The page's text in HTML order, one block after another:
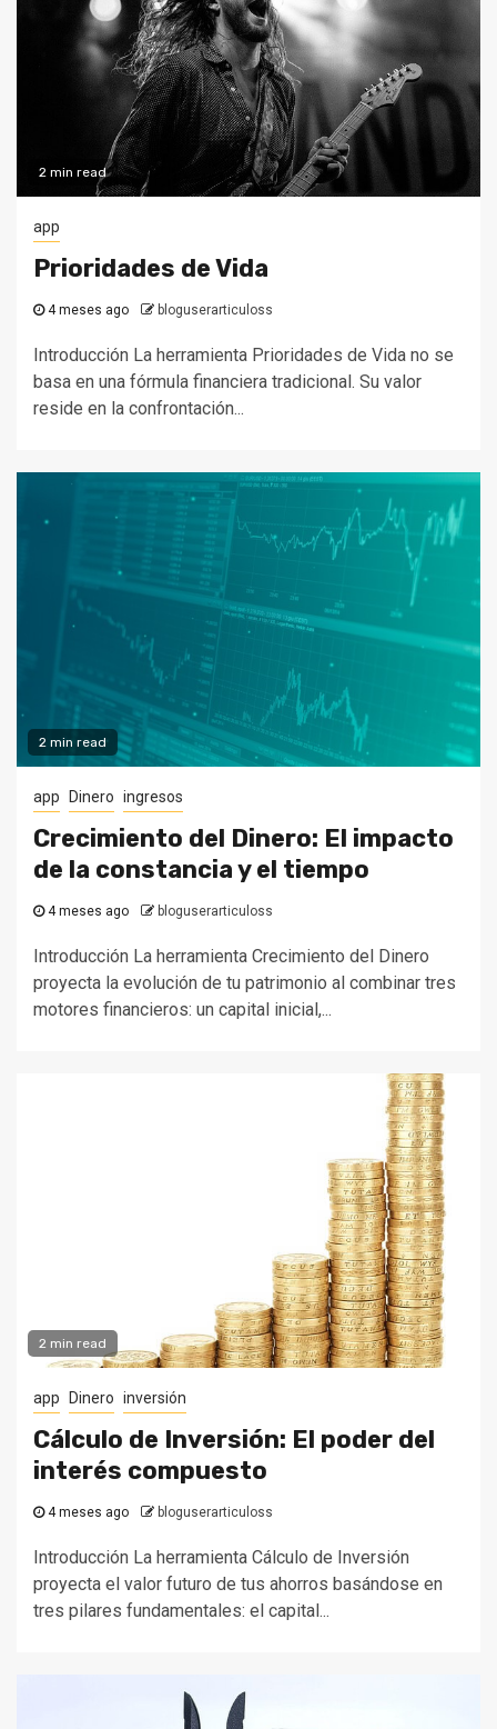
2 min read
app
Prioridades de Vida
4 meses ago bloguserarticuloss
Introducción La herramienta Prioridades de Vida no se
basa en una fórmula financiera tradicional. Su valor
reside en la confrontación...
2 min read
app Dinero ingresos
Crecimiento del Dinero: El impacto
de la constancia y el tiempo
4 meses ago bloguserarticuloss
Introducción La herramienta Crecimiento del Dinero
proyecta la evolución de tu patrimonio al combinar tres
motores financieros: un capital inicial,...
2 min read
app Dinero inversión
Cálculo de Inversión: El poder del
interés compuesto
4 meses ago bloguserarticuloss
Introducción La herramienta Cálculo de Inversión
proyecta el valor futuro de tus ahorros basándose en
tres pilares fundamentales: el capital...